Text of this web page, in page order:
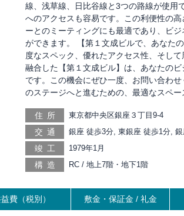
線、浅草線、日比谷線と3つの路線が使用
へのアクセスも容易です。この利便性の
ーとのミーティングにも最適であり、ビ
ができます。 【第１文成ビルで、あなた
度なスペック、優れたアクセス性、そし
融合した【第１文成ビル】は、あなたの
です。この機会にぜひ一度、お問い合わ
のステージへと進むための、最適なスペー
住所 東京都中央区銀座３丁目9-4
交通
銀座 徒歩3分, 東銀座 徒歩1分,
宝町 徒歩7分, 京橋 徒歩7分, 有
徒歩9分, 東京 徒歩9分, 築地市
歩11分, 新橋 徒歩12分, 二重橋前
門 徒歩20分, 三越前 徒歩20分,
竣工 1979年1月
構造 RC / 地上7階・地下1階
費（税別） 敷金・保証金 / 礼金